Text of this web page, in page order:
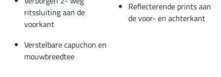
ritssluiting aan de
voorkant
Reflecterende prints aan
de voor- en achterkant
Verstelbare capuchon en
mouwbreedtee